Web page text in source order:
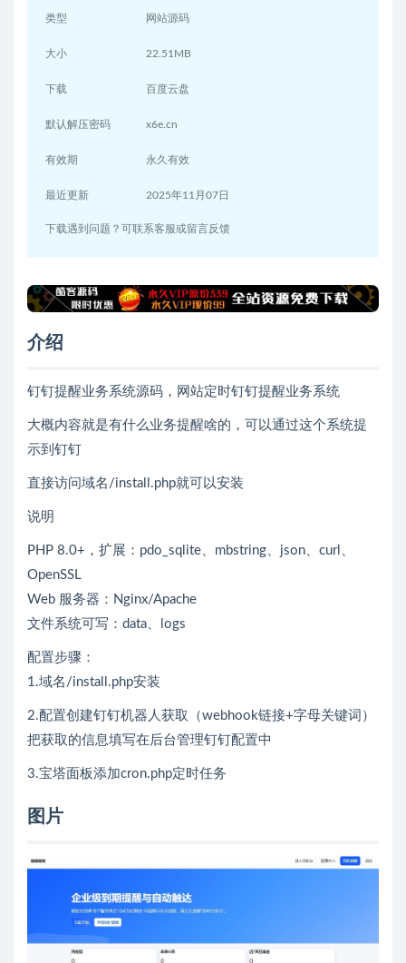
类型 网站源码
大小 22.51MB
下载 百度云盘
默认解压密码 x6e.cn
有效期 永久有效
最近更新 2025年11月07日
下载遇到问题？可联系客服或留言反馈
介绍
钉钉提醒业务系统源码，网站定时钉钉提醒业务系统
大概内容就是有什么业务提醒啥的，可以通过这个系统提
示到钉钉
直接访问域名/install.php就可以安装
说明
PHP 8.0+，扩展：pdo_sqlite、mbstring、json、curl、
OpenSSL
Web 服务器：Nginx/Apache
文件系统可写：data、logs
配置步骤：
1.域名/install.php安装
2.配置创建钉钉机器人获取（webhook链接+字母关键词）
把获取的信息填写在后台管理钉钉配置中
3.宝塔面板添加cron.php定时任务
图片